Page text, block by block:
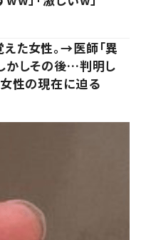
た女性。→医師「異
かしその後…判明し
性の現在に迫る